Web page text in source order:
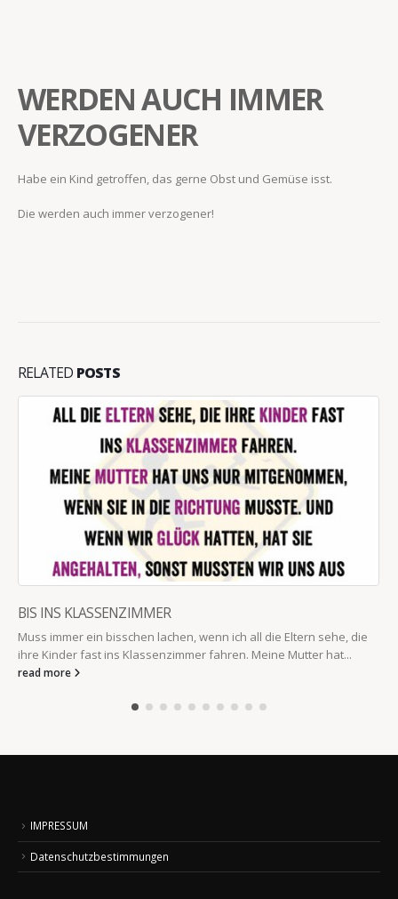
WERDEN AUCH IMMER
VERZOGENER
Habe ein Kind getroffen, das gerne Obst und Gemüse isst.
Die werden auch immer verzogener!
RELATED POSTS
BIS INS KLASSENZIMMER
Muss immer ein bisschen lachen, wenn ich all die Eltern sehe, die
ihre Kinder fast ins Klassenzimmer fahren. Meine Mutter hat...
read more
IMPRESSUM
Datenschutzbestimmungen